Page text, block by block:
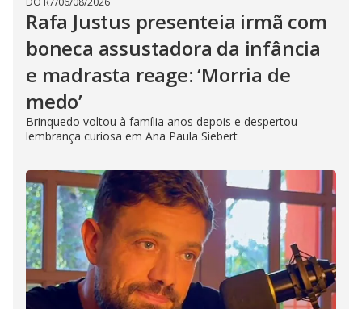
Rafa Justus presenteia irmã com
boneca assustadora da infância
e madrasta reage: ‘Morria de
medo’
Brinquedo voltou à família anos depois e despertou
lembrança curiosa em Ana Paula Siebert